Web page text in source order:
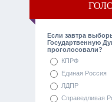
Если завтра
Государтвенную
проголосовали?
КПРФ
Единая Россия
ЛДПР
Справедливая